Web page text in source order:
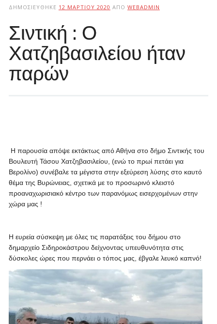
ΔΗΜΟΣΙΕΎΘΗΚΕ 12 ΜΑΡΤΊΟΥ 2020 ΑΠΌ WEBADMIN
Σιντική : Ο
Χατζηβασιλείου ήταν
παρών
Η παρουσία απόψε εκτάκτως από Αθήνα στο δήμο Σιντικής του
Βουλευτή Τάσου Χατζηβασιλείου, (ενώ το πρωί πετάει για
Βερολίνο) συνέβαλε τα μέγιστα στην εξεύρεση λύσης στο καυτό
θέμα της Βυρώνειας, σχετικά με το προσωρινό κλειστό
προαναχωρισιακό κέντρο των παρανόμως εισερχομένων στην
χώρα μας !
Η ευρεία σύσκεψη με όλες τις παρατάξεις του δήμου στο
δημαρχείο Σιδηροκάστρου δείχνοντας υπευθυνότητα στις
δύσκολες ώρες που περνάει ο τόπος μας, έβγαλε λευκό καπνό!